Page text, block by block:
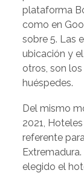
plataforma
como en
sobre 5. Las
ubicación y
otros, son
huéspedes.
Del mismo
2021,
referente
elegido el